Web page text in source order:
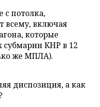
с потолка,
всему, включая
которые
КНР в 12
же МПЛА).
диспозиция, а как